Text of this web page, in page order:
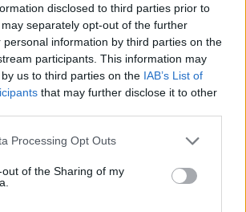
disclosed to third parties prior to
separately opt-out of the further
personal information by third parties on the
participants. This information may
us to third parties on the IAB’s List of
that may further disclose it to other
website/app uses one or more Google
visit or usage behaviour. You may click to
to Google and its third-party tags to
specified purposes in below Google
Processing Opt Outs
of the Sharing of my